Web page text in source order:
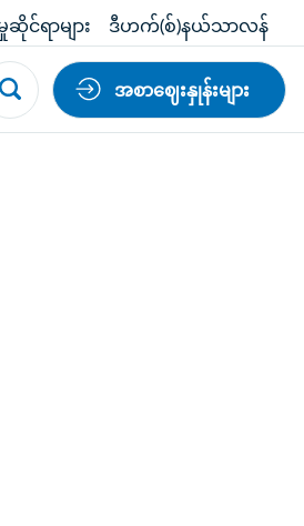
ရာများ ဒီဟက်(စ်)နယ်သာလန်
အစာဈေးနှုန်းများ